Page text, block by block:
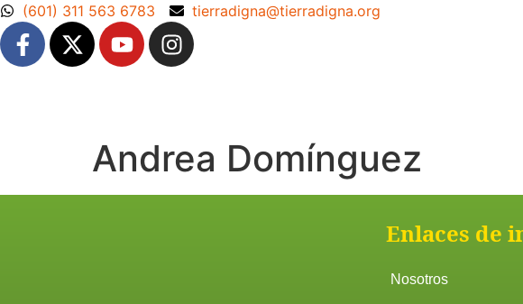
(601) 311 563 6783 tierradigna@tierradigna.org
Andrea Domínguez
Enlaces de
Nosotros